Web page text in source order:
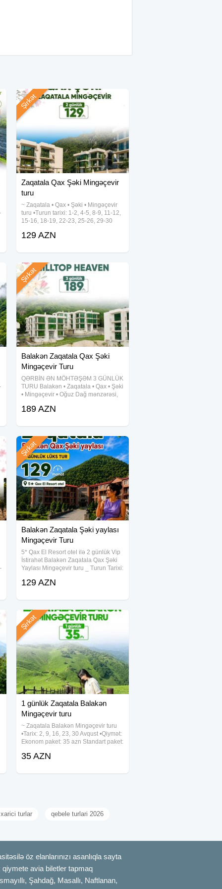
Zaqatala Qax Şəki Mingəçevir
turu
~ Zaqatala • Qax • Şəki • Mingəçevir
turu •Turun tarixi: 1-2, 4-5, 8-9, 11-12,
15-16, 18-19, 22-23, 25-26, 29-30
nəfər üçün) ✓Qiymətə daxildir: •VIP
Şirkət
129 AZN
Balakən Zaqatala Qax Şəki
Mingəçevir Turu
QƏRBİN ƏN MÖHTƏŞƏM 3 GÜNLÜK
TURU Balakən • Zaqatala • Qax • Şəki
• Mingəçevir • Oğuz Dağ mənzərəsi,
səyahət! Qiymət: 189 AZN Müddət: 2
Şirkət
189 AZN
Balakən Zaqatala Şəki yaylası
Mingəçevir Turu
5* Qax El Resort otel ilə 2 günlük Vip
İstirahət Balakən Zaqatala Qax Şəki
Yaylası Mingəçevir turu _ Turun Tarixi:
iyul • 11-12 iyul • 15-16 iyul • 18-19
Şirkət
129 AZN
1 günlük Zaqatala Balakən
Mingəçevir turu
~ Zaqatala Balakən Mingəçevir turu
•Tarix: 2, 9, 16, 23, 30 Avqust •Qiymət:
Ekonom paket: 35 azn Standart paket:
xidməti • Səhər yeməyi(st paketdə) •
Şirkət
35 AZN
turlar qebele turlari 2026
öz elanlarınızı asanlıqla sayta
avia biletler tapmaq
Şahdağ, Masallı, Naftlanan,